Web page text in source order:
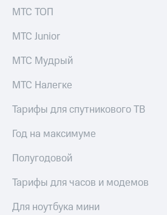
Домашний
ТВ
Спутниковое
телефон
Перейти
со своим
номером
МТС
Premium
Подписка
на гигабайты
интернета,
музыка
другое
Семейная
на тарифы,
общие
подписки
МТС ТОП
МТС Junior
МТС Мудрый
МТС Налегке
Тарифы для спутникового ТВ
Год на максимуме
Полугодовой
Тарифы для часов и модемов
Для ноутбука мини